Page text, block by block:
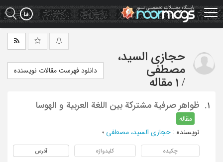
Skip
to
main
حجازی السید،
مصطفی
/ 1 مقاله
دانلود فهرست مقالات نویسنده
1. ظواهر صرفیة مشترکة بین اللغة العربیة و الهوسا
مقاله
نویسنده : حجازی السید، مصطفی ؛
چکیده کلیدواژه آدرس